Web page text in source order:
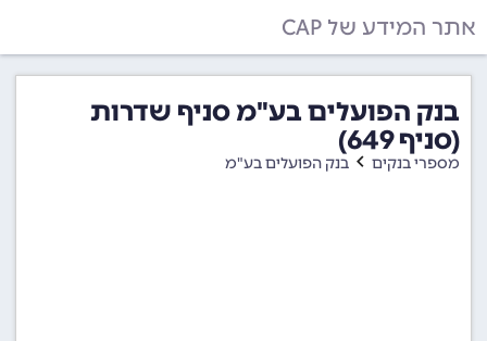
אתר המידע של CAP
בנק הפועלים בע"מ סניף שדרות
(סניף 649)
מספרי בנקים בנק הפועלים בע"מ